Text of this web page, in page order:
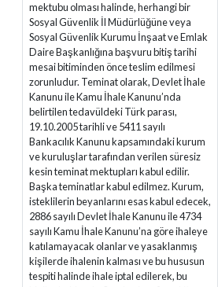
mektubu olması halinde, herhangi bir
Sosyal Güvenlik İl Müdürlüğüne veya
Sosyal Güvenlik Kurumu İnşaat ve Emlak
Daire Başkanlığına başvuru bitiş tarihi
mesai bitiminden önce teslim edilmesi
zorunludur. Teminat olarak, Devlet İhale
Kanunu ile Kamu İhale Kanunu’nda
belirtilen tedavüldeki Türk parası,
19.10.2005 tarihli ve 5411 sayılı
Bankacılık Kanunu kapsamındaki kurum
ve kuruluşlar tarafından verilen süresiz
kesin teminat mektupları kabul edilir.
Başka teminatlar kabul edilmez. Kurum,
isteklilerin beyanlarını esas kabul edecek,
2886 sayılı Devlet İhale Kanunu ile 4734
sayılı Kamu İhale Kanunu’na göre ihaleye
katılamayacak olanlar ve yasaklanmış
kişilerde ihalenin kalması ve bu hususun
tespiti halinde ihale iptal edilerek, bu